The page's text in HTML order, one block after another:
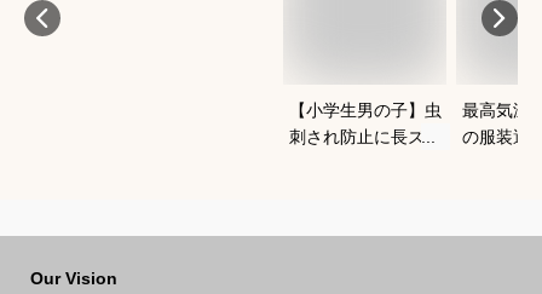
【小学生男の子】虫
刺され防止に長ズボ
最高気温
の服装選
Our Vision